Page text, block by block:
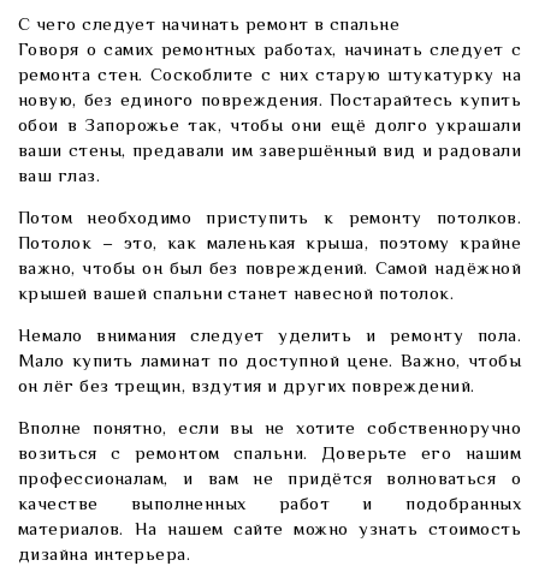
С чего следует начинать ремонт в спальне
Говоря о самих ремонтных работах, начинать следует с
ремонта стен. Соскоблите с них старую штукатурку на
новую, без единого повреждения. Постарайтесь купить
обои в Запорожье так, чтобы они ещё долго украшали
ваши стены, предавали им завершённый вид и радовали
ваш глаз.
Потом необходимо приступить к ремонту потолков.
Потолок – это, как маленькая крыша, поэтому крайне
важно, чтобы он был без повреждений. Самой надёжной
крышей вашей спальни станет навесной потолок.
Немало внимания следует уделить и ремонту пола.
Мало купить ламинат по доступной цене. Важно, чтобы
он лёг без трещин, вздутия и других повреждений.
Вполне понятно, если вы не хотите собственноручно
возиться с ремонтом спальни. Доверьте его нашим
профессионалам, и вам не придётся волноваться о
качестве выполненных работ и подобранных
материалов. На нашем сайте можно узнать стоимость
дизайна интерьера.